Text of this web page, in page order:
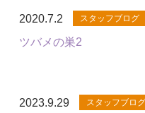
2020.7.2 スタッフブログ
ツバメの巣2
2023.9.29 スタッフブログ